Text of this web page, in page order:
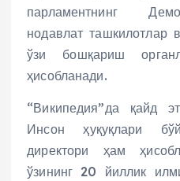
парламентнинг
нодавлат ташкилотлар
ўзи бошқариш
ҳисобланади.
“Википедия”да қайд
Инсон ҳуқуқлари
директори ҳам
ўзининг 20 йиллик